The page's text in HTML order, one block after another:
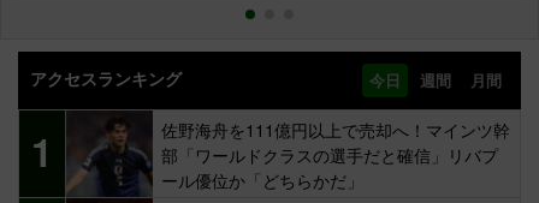
アクセスランキング 今日 週間 月間
1
佐野海舟を111億円以上で売却へ！マインツ幹
部「ワールドクラスの選手だと確信」リバプ
ール優位か「どちらかだ」